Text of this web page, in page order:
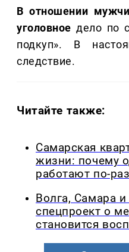
В отношении
уголовное дело по
подкуп». В
следствие.
Читайте также:
Самарская
жизни: почему
работают по-
Волга, Самара
спецпроект о
становится